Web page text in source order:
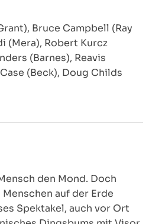
Bruce Campbell (Ray
(Mera), Robert Kurcz
(Barnes), Reavis
(Beck), Doug Childs
den Mond. Doch
auf der Erde
Spektakel, auch vor Ort